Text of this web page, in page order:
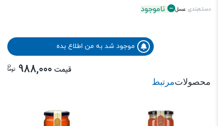
دسته‌بندی عسل ناموجود
موجود شد به من اطلاع بده
قیمت 988,000 توما
ن
محصولاتمرتبط